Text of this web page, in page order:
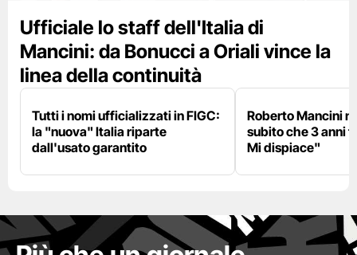
Ufficiale lo staff dell'Italia di
Mancini: da Bonucci a Oriali vince la
linea della continuità
Tutti i nomi ufficializzati in FIGC:
la "nuova" Italia riparte
dall'usato garantito
Roberto Mancini
subito che 3 anni
Mi dispiace"